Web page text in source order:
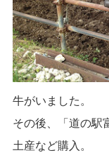
牛がいました。
その後、「道の駅
土産など購入。